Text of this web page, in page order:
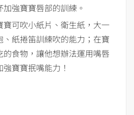
強寶寶唇部的訓練。
寶可吹小紙片、衛生紙，大一
、紙捲笛訓練吹的能力；在寶
的食物，讓他想辦法運用嘴唇
寶寶抿嘴能力！